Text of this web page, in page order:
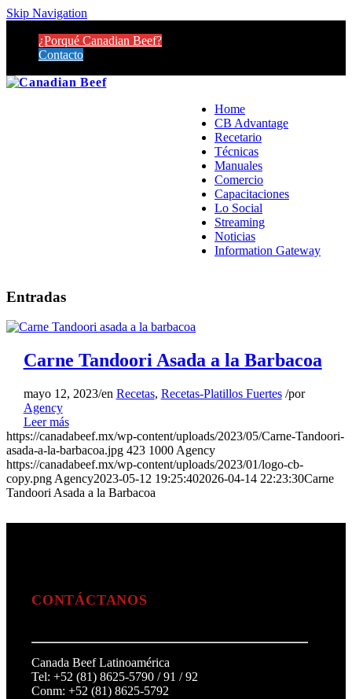
Skip Navigation
¿Porqué Canadian Beef?
Contacto
Home
CB Advantage
Recetario
Técnicas
Manuales
Comercio
Capacitaciones
Lo Social
Streaming
Noticias
Information Gateway
Entradas
Carne Tandoori Asada a la Barbacoa
mayo 12, 2023/en Recetas, Recetas-Platillos Fuertes /por
Agency
Leer más
https://canadabeef.mx/wp-content/uploads/2023/05/Carne-Tandoori-
asada-a-la-barbacoa.jpg 423 1000 Agency
https://canadabeef.mx/wp-content/uploads/2023/01/logo-cb-
copy.png Agency2023-05-12 19:25:402026-04-14 22:23:30Carne
Tandoori Asada a la Barbacoa
CONTÁCTANOS
Canada Beef Latinoamérica
Tel: +52 (81) 8625-5790 / 91 / 92
Conm: +52 (81) 8625-5792